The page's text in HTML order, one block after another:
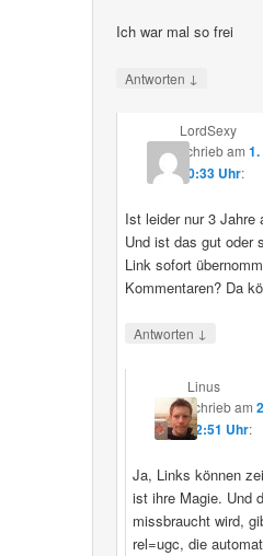
Ich war mal so frei
Antworten ↓
LordSexy
schriebam
10:33 Uhr:
Ist leider nur 3 Jahre
Und ist das gut oder
Link sofort
Kommentaren? Da
Antworten ↓
Linus
schriebam
12:51 Uhr:
Ja, Links können
ist ihre Magie. Und
missbraucht wird,
rel=ugc, die